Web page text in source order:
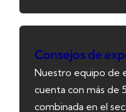
Consejos de
Nuestro equipo de
cuenta con más de
combinada en el